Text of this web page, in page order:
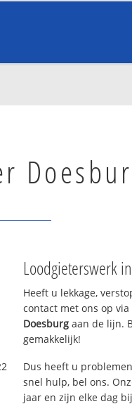
Loodgieterswerk in
Heeft u lekkage,
contact met ons op
Doesburg aan de lijn.
gemakkelijk!
Dus heeft u
snel hulp, bel ons.
jaar en zijn elke dag